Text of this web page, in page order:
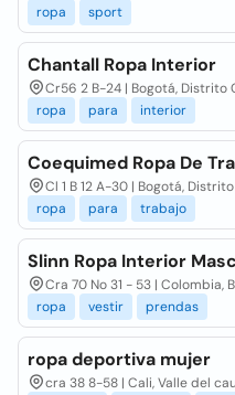
ropa
sport
Chantall Ropa Interior
Cr56 2 B-24 | Bogotá, Distrito
ropa
para interior
Coequimed Ropa De
Cl 1 B 12 A-30 | Bogotá,
ropa
para trabajo
Slinn Ropa Interior
Cra 70 No 31 - 53 | Colombia,
ropa
vestir prendas
ropa deportiva mujer
cra 38 8-58 | Cali, Valle del